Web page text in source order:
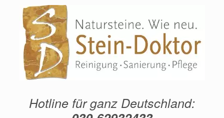
springen
Hotline für ganz Deutschland: